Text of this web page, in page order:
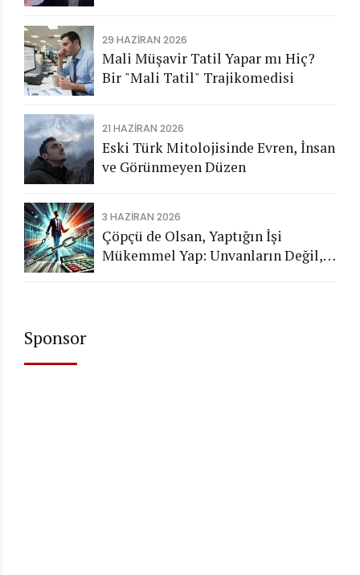
29 HAZIRAN 2026
Mali Müşavir Tatil Yapar mı Hiç?
Bir "Mali Tatil" Trajikomedisi
21 HAZIRAN 2026
Eski Türk Mitolojisinde Evren, İnsan
ve Görünmeyen Düzen
3 HAZIRAN 2026
Çöpçü de Olsan, Yaptığın İşi
Mükemmel Yap: Unvanların Değil,
Sponsor